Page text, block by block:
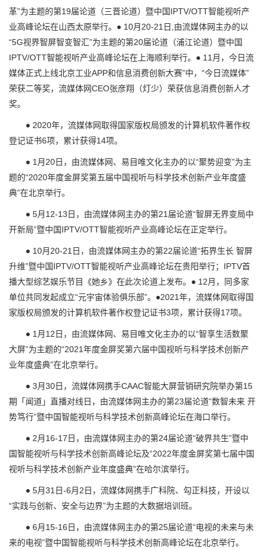
革”为主题的第19届论道（三晋论道）暨中国IPTV/OTT智能视听产
业高峰论坛在山西太原举行。● 10月20-21日,由流媒体网主办的以
“5G视界智屏智变智汇”为主题的第20届论道（浦江论道）暨中国
IPTV/OTT智能视听产业高峰论坛在上海顺利举行。● 11月，今日流
媒体正式上线北京工业APP和信息消费创新大赛”中，“今日流媒体”
荣获二等奖，流媒体网CEO张彦翔（灯少）荣获信息消费创新人才
奖。
● 2020年，流媒体网取得国家版权局颁发的计算机软件著作权
登记证书6项，累计获得14项。
● 1月20日，由流媒体网、易目唯文化主办的以“聚势迎变”为主
题的“2020年度金屏奖第五届中国视听与科学技术创新产业年度盛
典”在北京举行。
● 5月12-13日，由流媒体网主办的第21届论道“智屏无界变局中
开新局”暨中国IPTV/OTT智能视听产业高峰论坛在正定举行。
● 10月20-21日，由流媒体网主办的第22届论道“拓界生长 智屏
升维”暨中国IPTV/OTT智能视听产业高峰论坛在贵阳举行；IPTV首
播大型综艺娱乐节目《她乡》在此次论道上发布。● 12月，同多家
单位共同发起成立“元宇宙体验俱乐部”。●2021年，流媒体网取得国
家版权局颁发的计算机软件著作权登记证书3项，累计获得17项。
● 1月12日，由流媒体网、易目唯文化主办的以“智享生活数聚
大屏”为主题的“2021年度金屏奖第六届中国视听与科学技术创新产
业年度盛典”在北京举行。
● 3月30日，流媒体网携手CAAC智能大屏营销研究院举办第15
期「闻道」直播对线日，由流媒体网主办的第23届论道“数智未来 开
势笃行”暨中国智能视听与科学技术创新高峰论坛在海口举行。
● 2月16-17日，由流媒体网主办的第24届论道“破界共生”暨中
国智能视听与科学技术创新高峰论坛及“2022年度金屏奖第七届中国
视听与科学技术创新产业年度盛典”在哈尔滨举行。
● 5月31日-6月2日，流媒体网携手广科院、勾正科技，开设以
“实践与创新、安全与边界”为主题的大数据培训班。
● 6月15-16日，由流媒体网主办的第25届论道“电视的未来与未
来的电视”暨中国智能视听与科学技术创新高峰论坛在北京举行。